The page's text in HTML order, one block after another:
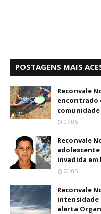
POSTAGENS MAIS
Reconvale
encontrado
comunidade
07:06
Reconvale
adolescente
invadida em
20:05
Reconvale
intensidade
alerta